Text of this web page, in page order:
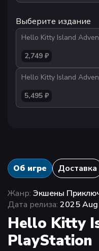
Выберите издание
Hello Kitty Island
2,749 ₽
Hello Kitty Island
5,495 ₽
Об игре Доставка
Жанр: Экшены
Дата релиза: 2025
Hello Kitty
PlayStation